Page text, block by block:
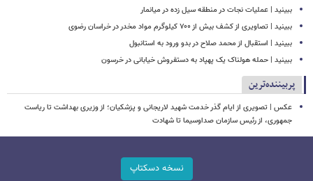
ببینید | عملیات نجات در منطقه سیل زده در میانمار
ببینید | تصاویری از کشف بیش از ۷۰۰ کیلوگرم مواد مخدر در خراسان رضوی
ببینید | استقبال از محمد صلاح در بدو ورود به استانبول
ببینید | حمله هولناک یک پهپاد به دستفروش خیابانی در خرسون
پربیننده‌ترین
عکس | تصویری از ایام گذر خدمت شهید لاریجانی و پزشکیان؛ از وزیری بهداشت تا ریاست
جمهوری، از رئیس سازمان صداوسیما تا شهادت
نسخه دسکتاپ